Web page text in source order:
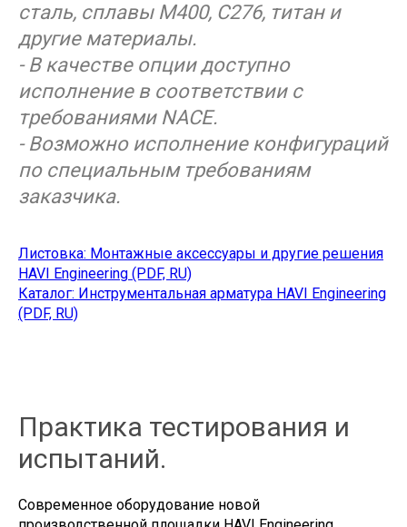
сталь, сплавы M400, С276, титан и
другие материалы.
- В качестве опции доступно
исполнение в соответствии с
требованиями NACE.
- Возможно исполнение конфигураций
по специальным требованиям
заказчика.
Листовка: Монтажные аксессуары и другие решения
HAVI Engineering (PDF, RU)
Каталог: Инструментальная арматура HAVI Engineering
(PDF, RU)
Практика тестирования и
испытаний.
Современное оборудование новой